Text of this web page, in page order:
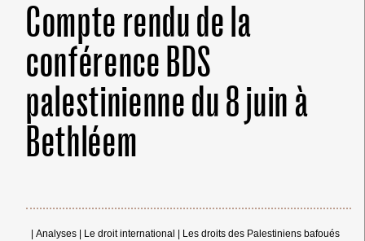
Compte rendu de la
conférence BDS
palestinienne du 8 juin à
Bethléem
Analyses Le droit international Les droits des Palestiniens bafoués